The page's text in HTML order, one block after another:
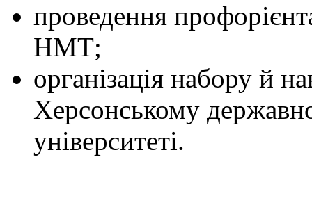
проведення
НМТ;
організація набору й
Херсонському
університеті.